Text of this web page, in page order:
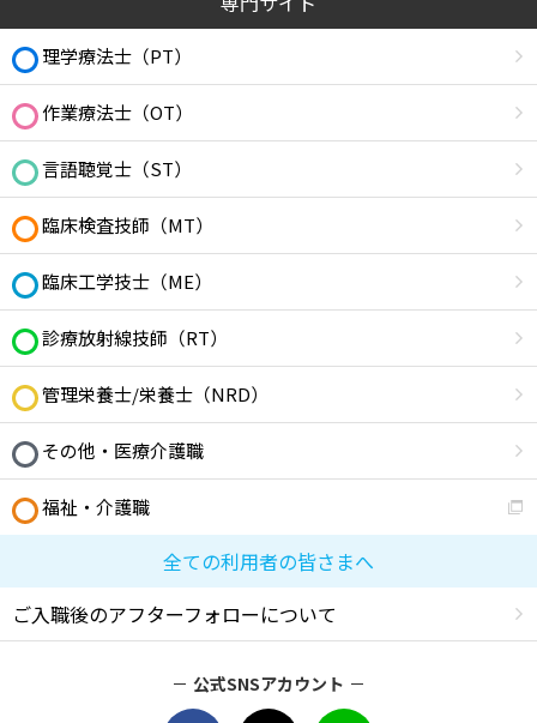
理学療法士（PT）
作業療法士（OT）
言語聴覚士（ST）
臨床検査技師（MT）
臨床工学技士（ME）
診療放射線技師（RT）
管理栄養士/栄養士（NRD）
その他・医療介護職
福祉・介護職
全ての利用者の皆さまへ
ご入職後のアフターフォローについて
公式SNSアカウント